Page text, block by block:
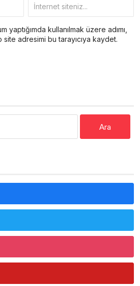
yaptığımda kullanılmak üzere adımı,
adresimi bu tarayıcıya kaydet.